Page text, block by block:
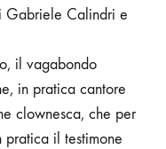
Gabriele Calindri e
il vagabondo
in pratica cantore
clownesca, che per
il testimone